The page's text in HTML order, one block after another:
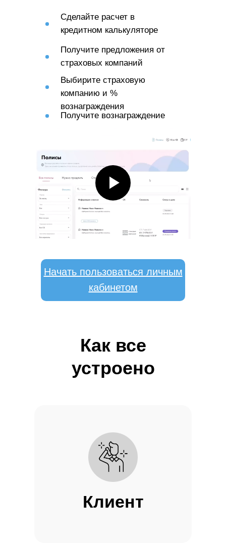
Сделайте расчет в
кредитном калькуляторе
Получите предложения от
страховых компаний
Выбирите страховую
компанию и %
вознаграждения
Получите вознаграждение
Начать пользоваться личным
кабинетом
Как все
устроено
Клиент